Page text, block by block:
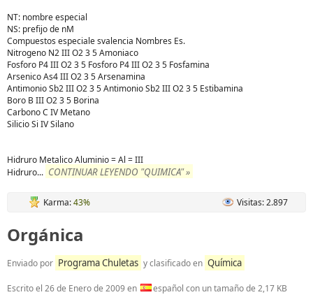
NT: nombre especial
NS: prefijo de nM
Compuestos especiale svalencia Nombres Es.
Nitrogeno N2 III O2 3 5 Amoniaco
Fosforo P4 III O2 3 5 Fosforo P4 III O2 3 5 Fosfamina
Arsenico As4 III O2 3 5 Arsenamina
Antimonio Sb2 III O2 3 5Antimonio Sb2 III O2 3 5 Estibamina
Boro B III O2 3 5 Borina
Carbono C IV Metano
Silicio Si IV Silano
Hidruro Metalico Aluminio = Al = III
Hidruro... CONTINUAR LEYENDO "QUIMICA" »
Karma:43% Visitas: 2.897
Orgánica
Enviado por Programa Chuletas y clasificado en Química
Escrito el 26 de Enero de 2009en español con un tamaño de 2,17 KB